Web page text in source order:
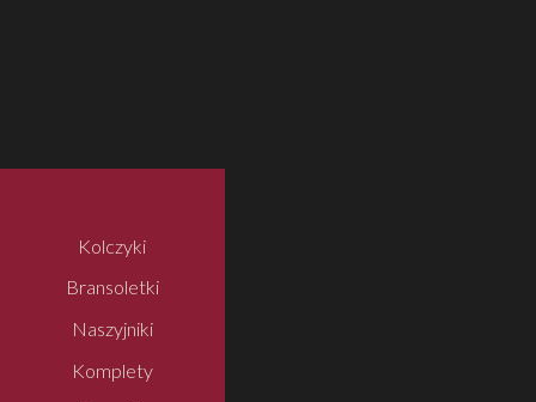
Kolczyki
Bransoletki
Naszyjniki
Komplety